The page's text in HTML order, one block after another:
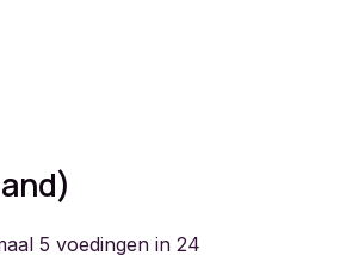
5 voedingen in 24